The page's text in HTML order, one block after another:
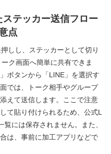
テッカー送信フロー
点
しし、ステッカーとして切り
ク画面へ簡単に共有できま
ボタンから「LINE」を選択す
では、トーク相手やグループ
えて送信します。ここで注意
て貼り付けられるため、公式L
には保存されません。また、
は、事前に加工アプリなどで